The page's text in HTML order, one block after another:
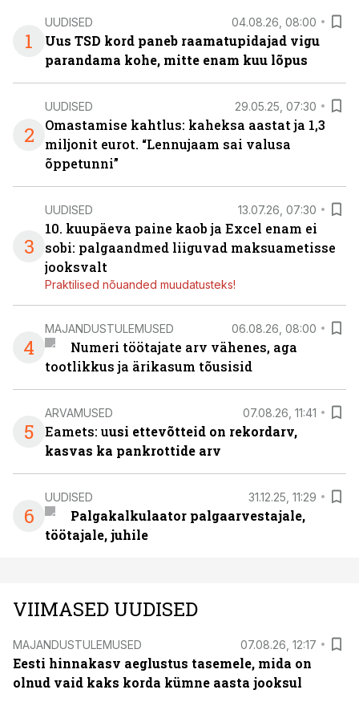
1
UUDISED 04.08.26, 08:00
Uus TSD kord paneb raamatupidajad vigu
parandama kohe, mitte enam kuu lõpus
2
UUDISED 29.05.25, 07:30
Omastamise kahtlus: kaheksa aastat ja 1,3
miljonit eurot. “Lennujaam sai valusa
õppetunni”
3
UUDISED 13.07.26, 07:30
10. kuupäeva paine kaob ja Excel enam ei
sobi: palgaandmed liiguvad maksuametisse
jooksvalt
Praktilised nõuanded muudatusteks!
4
MAJANDUSTULEMUSED 06.08.26, 08:00
Numeri töötajate arv vähenes, aga
tootlikkus ja ärikasum tõusisid
5
ARVAMUSED 07.08.26, 11:41
Eamets: uusi ettevõtteid on rekordarv,
kasvas ka pankrottide arv
6
UUDISED 31.12.25, 11:29
Palgakalkulaator palgaarvestajale,
töötajale, juhile
VIIMASED UUDISED
MAJANDUSTULEMUSED 07.08.26, 12:17
Eesti hinnakasv aeglustus tasemele, mida on
olnud vaid kaks korda kümne aasta jooksul